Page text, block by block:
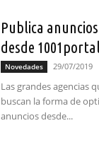
Publica anuncios
desde
Novedades 29/07/2019
Las grandes agencias
buscan la forma de
anuncios desde...